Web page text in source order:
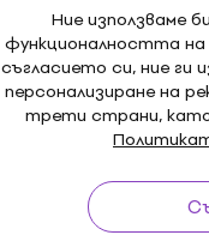
Ние използваме
функционалността
съгласието си, ние ги
персонализиране на
трети страни, като